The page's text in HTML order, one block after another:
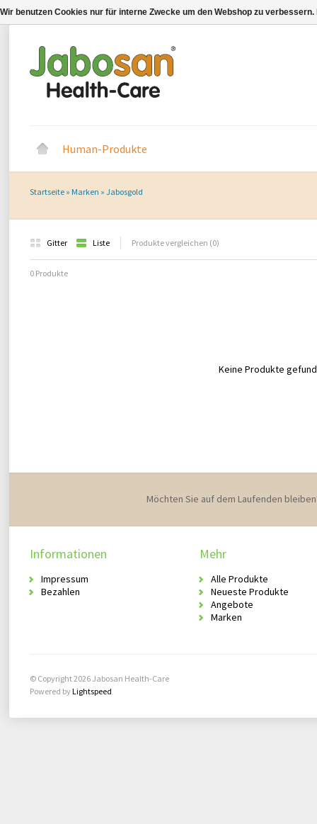
Human-Produkte
Startseite » Marken » Jabosgold
Gitter Liste Produkte vergleichen (0)
0 Produkte
Keine Produkte
Möchten Sie auf dem Laufenden
Informationen
Impressum
Bezahlen
Mehr
Alle Produkte
Neueste Produkte
Angebote
Marken
© Copyright 2026 Jabosan Health-Care
Powered byLightspeed
Wir benutzen Cookies nur für interne Zwecke um den Webshop zu